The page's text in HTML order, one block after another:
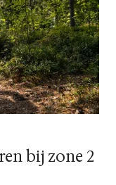
bij zone 2